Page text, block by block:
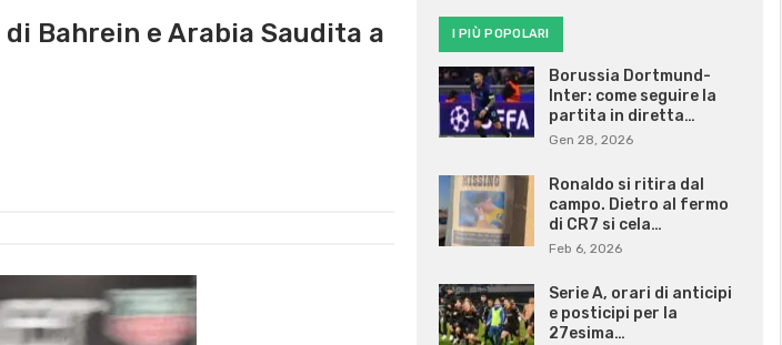
Bahrein e Arabia Saudita a
I PIÙ POPOLARI
Borussia Dortmund-
Inter: come seguire la
partita in diretta…
Gen 28, 2026
Ronaldo si ritira dal
campo. Dietro al fermo
di CR7 si cela…
Feb 6, 2026
Serie A, orari di anticipi
e posticipi per la
27esima…